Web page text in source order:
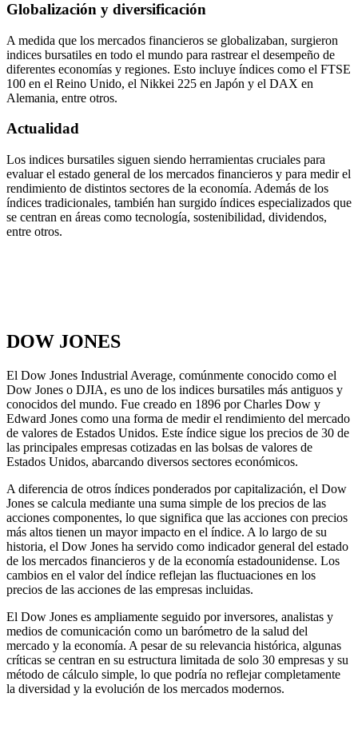
Globalización y diversificación
A medida que los mercados financieros se globalizaban, surgieron
indices bursatiles en todo el mundo para rastrear el desempeño de
diferentes economías y regiones. Esto incluye índices como el FTSE
100 en el Reino Unido, el Nikkei 225 en Japón y el DAX en
Alemania, entre otros.
Actualidad
Los indices bursatiles siguen siendo herramientas cruciales para
evaluar el estado general de los mercados financieros y para medir el
rendimiento de distintos sectores de la economía. Además de los
índices tradicionales, también han surgido índices especializados que
se centran en áreas como tecnología, sostenibilidad, dividendos,
entre otros.
DOW JONES
El Dow Jones Industrial Average, comúnmente conocido como el
Dow Jones o DJIA, es uno de los indices bursatiles más antiguos y
conocidos del mundo. Fue creado en 1896 por Charles Dow y
Edward Jones como una forma de medir el rendimiento del mercado
de valores de Estados Unidos. Este índice sigue los precios de 30 de
las principales empresas cotizadas en las bolsas de valores de
Estados Unidos, abarcando diversos sectores económicos.
A diferencia de otros índices ponderados por capitalización, el Dow
Jones se calcula mediante una suma simple de los precios de las
acciones componentes, lo que significa que las acciones con precios
más altos tienen un mayor impacto en el índice. A lo largo de su
historia, el Dow Jones ha servido como indicador general del estado
de los mercados financieros y de la economía estadounidense. Los
cambios en el valor del índice reflejan las fluctuaciones en los
precios de las acciones de las empresas incluidas.
El Dow Jones es ampliamente seguido por inversores, analistas y
medios de comunicación como un barómetro de la salud del
mercado y la economía. A pesar de su relevancia histórica, algunas
críticas se centran en su estructura limitada de solo 30 empresas y su
método de cálculo simple, lo que podría no reflejar completamente
la diversidad y la evolución de los mercados modernos.